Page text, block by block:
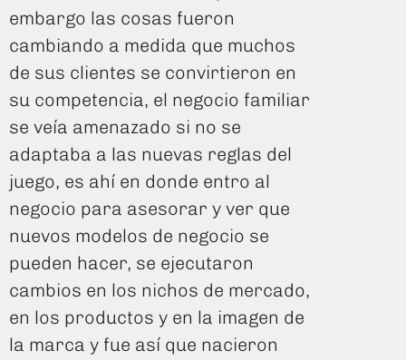
embargo las cosas fueron
cambiando a medida que muchos
de sus clientes se convirtieron en
su competencia, el negocio familiar
se veía amenazado si no se
adaptaba a las nuevas reglas del
juego, es ahí en donde entro al
negocio para asesorar y ver que
nuevos modelos de negocio se
pueden hacer, se ejecutaron
cambios en los nichos de mercado,
en los productos y en la imagen de
la marca y fue así que nacieron